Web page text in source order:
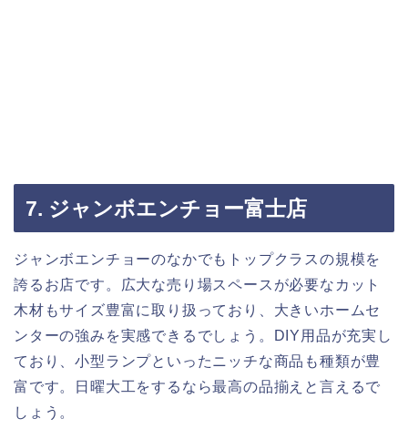
7. ジャンボエンチョー富士店
ジャンボエンチョーのなかでもトップクラスの規模を
誇るお店です。広大な売り場スペースが必要なカット
木材もサイズ豊富に取り扱っており、大きいホームセ
ンターの強みを実感できるでしょう。DIY用品が充実し
ており、小型ランプといったニッチな商品も種類が豊
富です。日曜大工をするなら最高の品揃えと言えるで
しょう。